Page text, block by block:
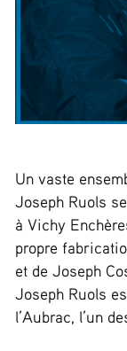
Un vaste
Joseph Ruols
à Vichy
propre
et de Joseph
Joseph Ruols
l’Aubrac, l’un